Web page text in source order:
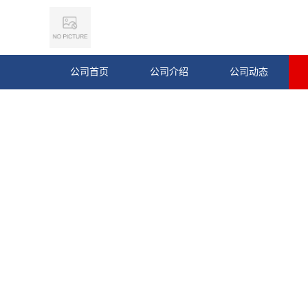
公司首页 公司介绍 公司动态